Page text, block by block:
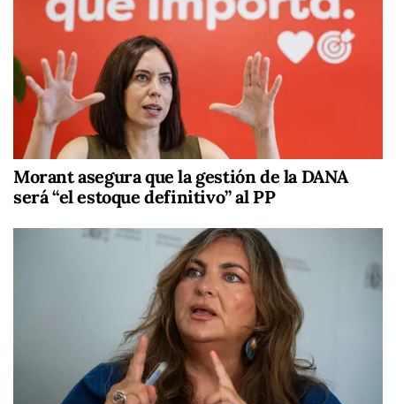
Morant asegura que la gestión de la DANA
será “el estoque definitivo” al PP